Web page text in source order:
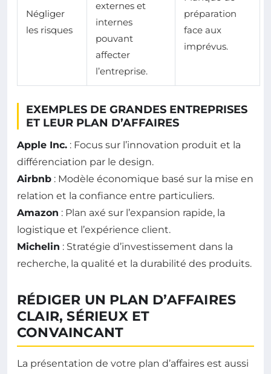
Négliger
les risques
externes et
internes
pouvant
affecter
l’entreprise.
préparation
face aux
imprévus.
EXEMPLES DE GRANDES ENTREPRISES
ET LEUR PLAN D’AFFAIRES
Apple Inc. : Focus sur l’innovation produit et la
différenciation par le design.
Airbnb : Modèle économique basé sur la mise en
relation et la confiance entre particuliers.
Amazon : Plan axé sur l’expansion rapide, la
logistique et l’expérience client.
Michelin : Stratégie d’investissement dans la
recherche, la qualité et la durabilité des produits.
RÉDIGER UN PLAN D’AFFAIRES
CLAIR, SÉRIEUX ET
CONVAINCANT
La présentation de votre plan d’affaires est aussi